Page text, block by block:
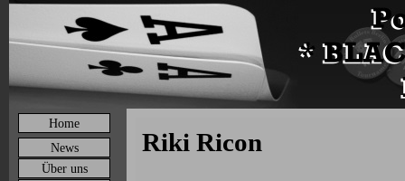
Home
News
Über uns
Riki Ricon